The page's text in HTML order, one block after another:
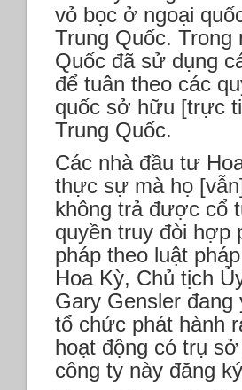
vỏ bọc ở ngoại
Trung Quốc. Trong
Quốc đã sử dụng
để tuân theo các
quốc sở hữu [trực
Trung Quốc.
Các nhà đầu tư
thực sự mà họ
không trả được cổ
quyền truy đòi hợp
pháp theo luật
Hoa Kỳ, Chủ tịch
Gary Gensler đang
tổ chức phát hành
hoạt động có trụ
công ty này đăng